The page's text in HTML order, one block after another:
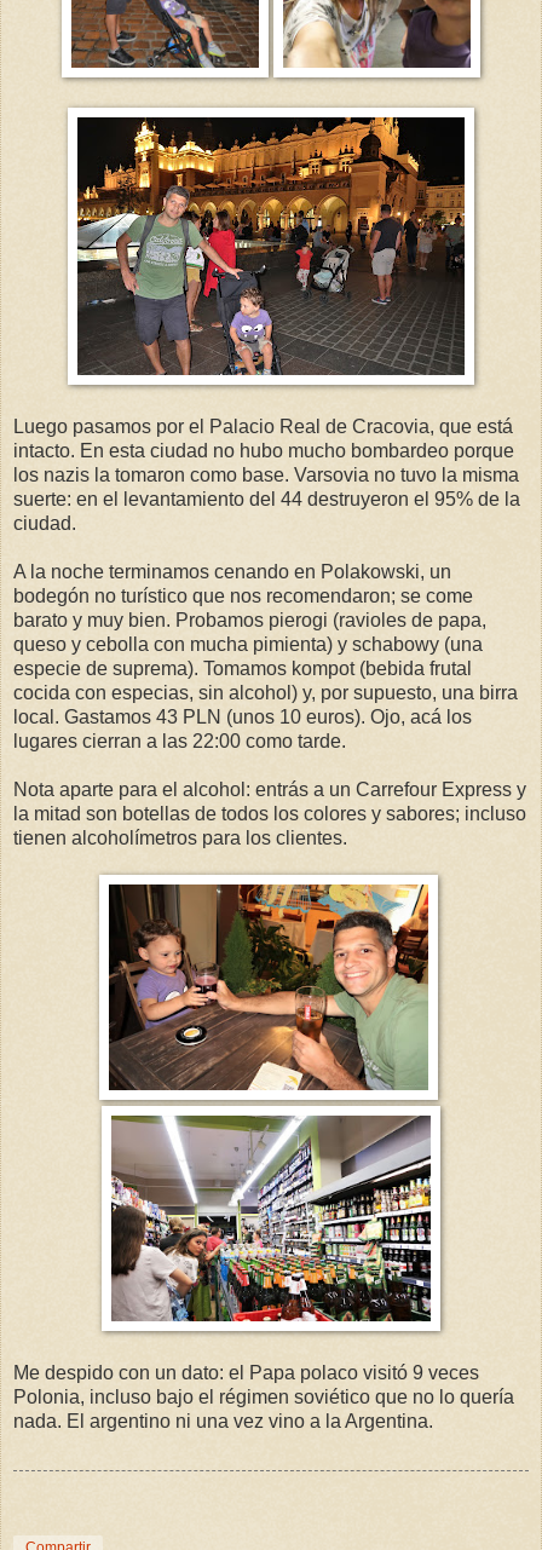
Luego pasamos por el Palacio Real de Cracovia, que está
intacto. En esta ciudad no hubo mucho bombardeo porque
los nazis la tomaron como base. Varsovia no tuvo la misma
suerte: en el levantamiento del 44 destruyeron el 95% de la
ciudad.
A la noche terminamos cenando en Polakowski, un
bodegón no turístico que nos recomendaron; se come
barato y muy bien. Probamos pierogi (ravioles de papa,
queso y cebolla con mucha pimienta) y schabowy (una
especie de suprema). Tomamos kompot (bebida frutal
cocida con especias, sin alcohol) y, por supuesto, una birra
local. Gastamos 43 PLN (unos 10 euros). Ojo, acá los
lugares cierran a las 22:00 como tarde.
Nota aparte para el alcohol: entrás a un Carrefour Express y
la mitad son botellas de todos los colores y sabores; incluso
tienen alcoholímetros para los clientes.
Me despido con un dato: el Papa polaco visitó 9 veces
Polonia, incluso bajo el régimen soviético que no lo quería
nada. El argentino ni una vez vino a la Argentina.